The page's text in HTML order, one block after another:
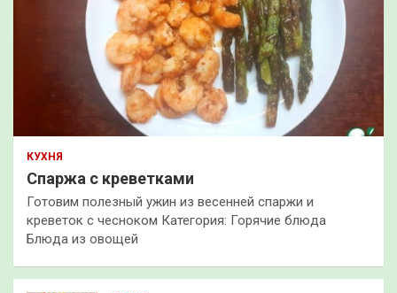
КУХНЯ
Спаржа с креветками
Готовим полезный ужин из весенней спаржи и
креветок с чесноком Категория: Горячие блюда
Блюда из овощей